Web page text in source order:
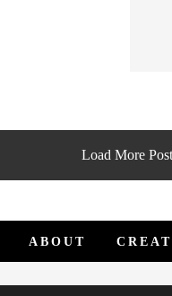
Load More
ABOUT